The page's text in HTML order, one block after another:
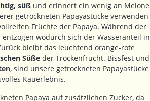
süß und erinnert ein wenig an Melone
getrockneten Papayastücke verwenden
Früchte der Papaya. Während der
wodurch sich der Wasseranteil in
bleibt das leuchtend orange-rote
Süße der Trockenfrucht. Bissfest und
, sind unsere getrockneten Papayastücke
Kauerlebnis.
Papaya auf zusätzlichen Zucker, da